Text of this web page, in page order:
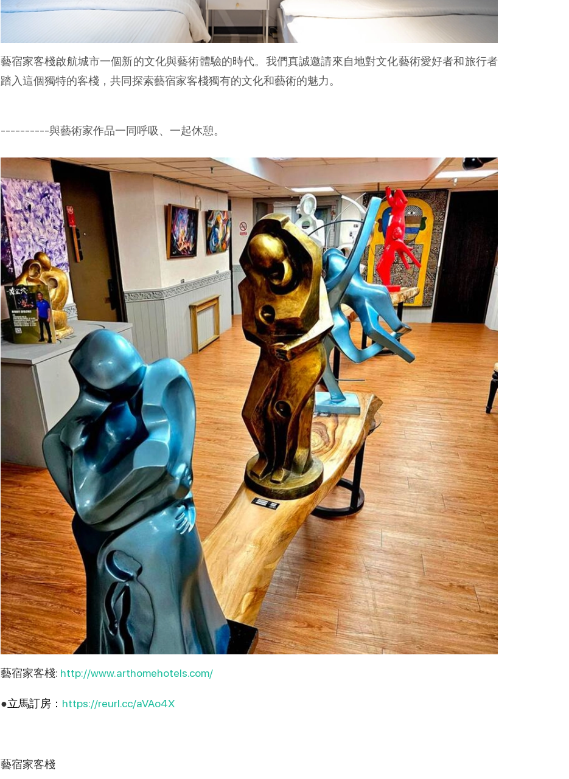
藝宿家客棧啟航城市一個新的文化與藝術體驗的時代。我們真誠邀請來自地對文化藝術愛好者和旅行者
踏入這個獨特的客棧，共同探索藝宿家客棧獨有的文化和藝術的魅力。
----------與藝術家作品一同呼吸、一起休憩。
藝宿家客棧: http://www.arthomehotels.com/
●立馬訂房： https://reurl.cc/aVAo4X
藝宿家客棧